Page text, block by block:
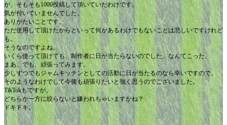
が、そもそも1000投稿して頂いていたわけです。
気が付いていませんでした。
ありがたいことです。
ただ使用して頂けたからといって何があるわけでもないことは悲しいですけれど
も。
そうなのですよね。
いくら使って頂けても、制作者に日が当たらないのでした。なんてこった。
まあ、でも、頑張ってみます。
少しずつでもジャムキッチンとしての活動に日が当たるのなら幸いですので。
そのようなわけでして今後も頑張りたいと強く思うのでございました。
TikTokもですが。
どちらか一方に絞らないと嫌われちゃいますかね？
ドキドキ。